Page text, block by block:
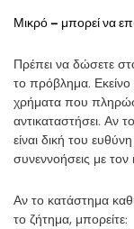
Μικρό – μπορεί να
Πρέπει να δώσετε
το πρόβλημα.
χρήματα που
αντικαταστήσει. Αν
είναι δική του
συνεννοήσεις με
Αν το κατάστημα
το ζήτημα, μπορείτε: